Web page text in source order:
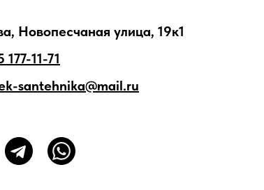
Новопесчаная улица, 19к1
11-71
santehnika@mail.ru